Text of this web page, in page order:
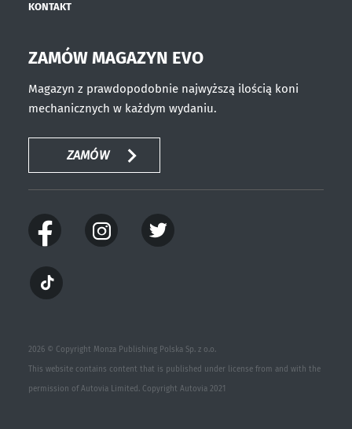
KONTAKT
ZAMÓW MAGAZYN EVO
Magazyn z prawdopodobnie najwyższą ilością koni
mechanicznych w każdym wydaniu.
ZAMÓW
2026 © Copyright Monza Publishing Polska Sp. z o.o.
This website contains content that is published under license from and with the
permission of Autovia Limited. Copyright Autovia 2021